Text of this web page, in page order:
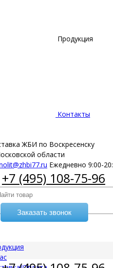
Продукция
Контакты
ЖБИ по Воскресенску
области
Ежедневно 9:00-
+7 (495) 108-75-96
Заказать звонок